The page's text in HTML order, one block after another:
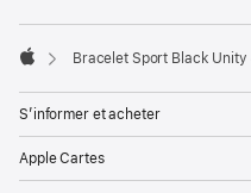
Bracelet Sport Black
S’informer et acheter
Apple Cartes